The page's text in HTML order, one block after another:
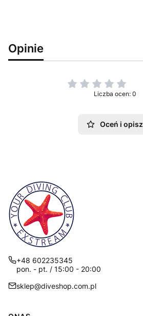
Opinie
Liczba ocen: 0
Oceń i opisz
+48 602235345
pon. - pt. / 15:00 - 20:00
sklep@diveshop.com.pl